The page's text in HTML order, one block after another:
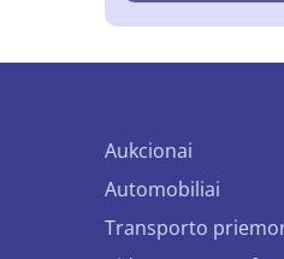
Aukcionai
Automobiliai
Transporto